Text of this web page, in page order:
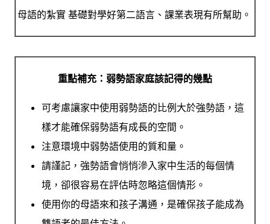
母語的紮實 基礎對學好第二語言、課業表現有所幫助。
重點補充：弱勢語家庭該記得的幾點
可考慮讓家中使用弱勢語的比例大於強勢語 ，這
樣才能確保弱勢語有成長的空間。
注意環境中弱勢語使用的質和量。
請謹記，強勢語會悄悄滲入家中生活的每個情
境，卻很容易在評估時忽略這個情形。
使用你的母語來和孩子溝通，是確保孩子能成為